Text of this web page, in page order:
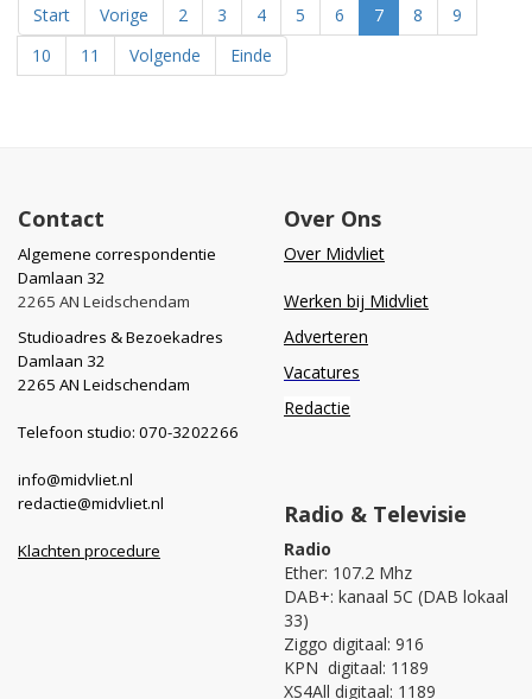
Start Vorige 2 3 4 5 6 7 8
9
10
11 Volgende Einde
Contact
Algemene correspondentie
Damlaan 32
2265 AN Leidschendam
Studioadres & Bezoekadres
Damlaan 32
2265 AN Leidschendam
Telefoon studio: 070-3202266
info@midvliet.nl
redactie@midvliet.nl
Klachten procedure
Over Ons
Over Midvliet
Werken bij Midvliet
Adverteren
Vacatures
Redactie
Radio & Televisie
Radio
Ether: 107.2 Mhz
DAB+: kanaal 5C (DAB lokaal
33)
Ziggo digitaal: 916
KPN digitaal: 1189
XS4All digitaal: 1189